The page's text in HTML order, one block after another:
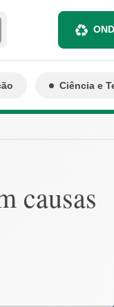
Ciência e
causas